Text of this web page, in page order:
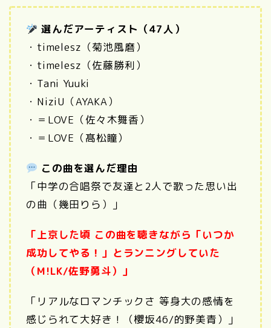
選んだアーティスト（47人）
・ timelesz（菊池風磨）
・ timelesz（佐藤勝利）
・Tani Yuuki
・NiziU（AYAKA）
・＝LOVE （佐々木舞香）
・＝LOVE （髙松瞳）
この曲を選んだ理由
「中学の合唱祭で友達と2人で歌った思い出
の曲（幾田りら）」
「上京した頃 この曲を聴きながら「いつか
成功してやる！」とランニングしていた
（M!LK/佐野勇斗）」
「リアルなロマンチックさ 等身大の感情を
感じられて大好き！（櫻坂46/的野美青）」